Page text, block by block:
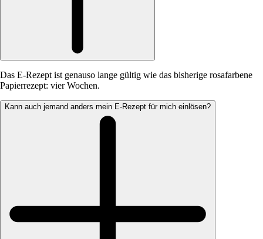
Das E-Rezept ist genauso lange gültig wie das bisherige rosafarbene
Papierrezept: vier Wochen.
Kann auch jemand anders mein E-Rezept für mich einlösen?